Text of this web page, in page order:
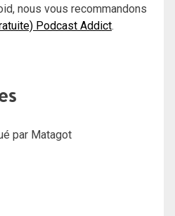
nous vous recommandons
Podcast Addict.
par Matagot